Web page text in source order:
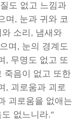
도 없고 느낌과
며, 눈과 귀와 코
소리, 냄새와
며, 눈의 경계도
, 무명도 없고 또
죽음이 없고 또한
, 괴로움과 괴로
괴로움을 없애는
없느니라."